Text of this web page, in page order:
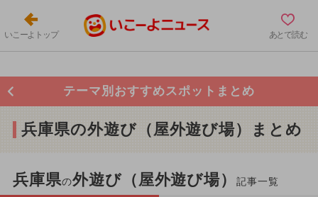
いこーよトップ あとで読む
テーマ別おすすめスポットまとめ
兵庫県の外遊び（屋外遊び場）まとめ
兵庫県の外遊び（屋外遊び場）記事一覧